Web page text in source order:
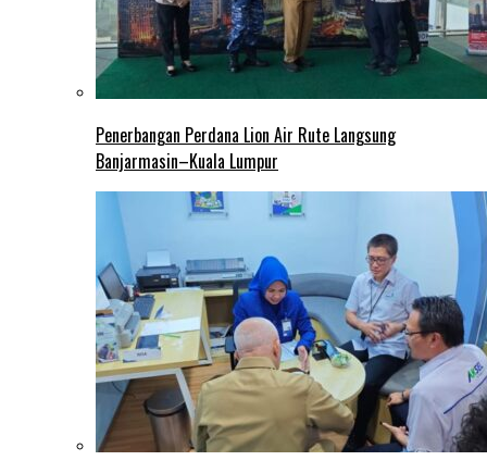
Penerbangan Perdana Lion Air Rute Langsung
Banjarmasin–Kuala Lumpur